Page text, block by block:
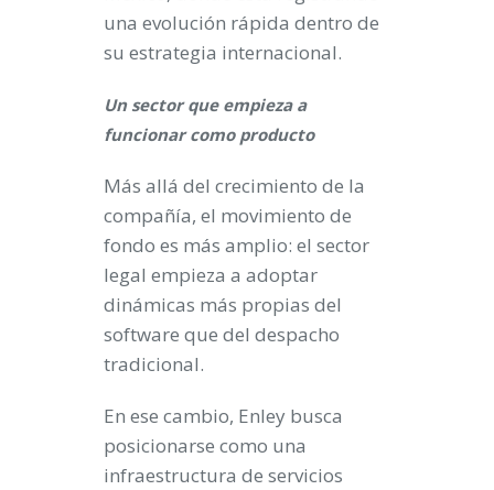
una evolución rápida dentro de
su estrategia internacional.
Un sector que empieza a
funcionar como producto
Más allá del crecimiento de la
compañía, el movimiento de
fondo es más amplio: el sector
legal empieza a adoptar
dinámicas más propias del
software que del despacho
tradicional.
En ese cambio, Enley busca
posicionarse como una
infraestructura de servicios